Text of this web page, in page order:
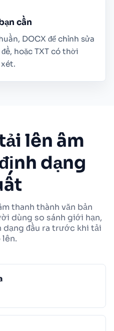
cần
DOCX để chỉnh sửa
hoặc TXT có thời
lên âm
dạng
thanh thành văn bản
dùng so sánh giới hạn,
dạng đầu ra trước khi tải
lên.